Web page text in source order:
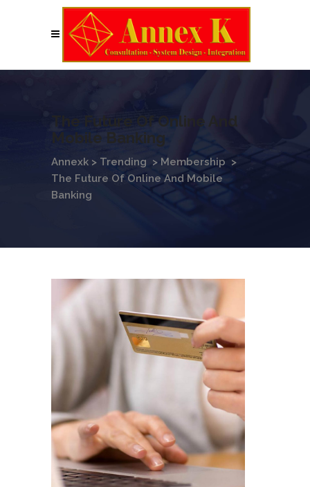
The Future Of Online And
Mobile Banking
Annexk > Trending > Membership >
The Future Of Online And Mobile
Banking